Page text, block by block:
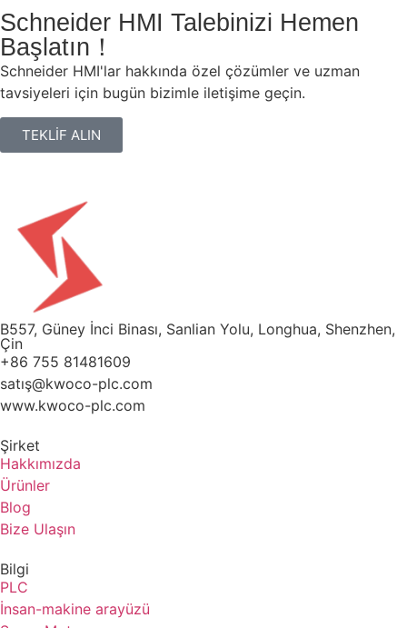
Schneider HMI Talebinizi Hemen
Başlatın！
Schneider HMI'lar hakkında özel çözümler ve uzman
tavsiyeleri için bugün bizimle iletişime geçin.
TEKLİF ALIN
B557, Güney İnci Binası, Sanlian Yolu, Longhua, Shenzhen,
Çin
+86 755 81481609
satış@kwoco-plc.com
www.kwoco-plc.com
Şirket
Hakkımızda
Ürünler
Blog
Bize Ulaşın
Bilgi
PLC
İnsan-makine arayüzü